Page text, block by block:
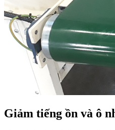
Giảm tiếng ồn và ô